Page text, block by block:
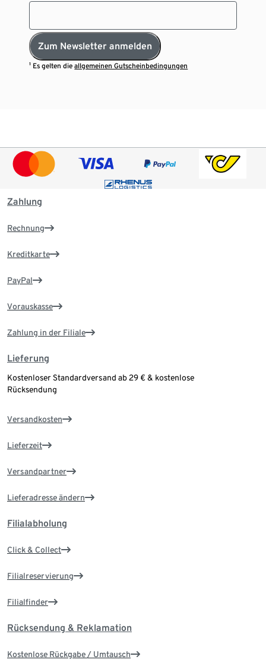
Zum Newsletter anmelden
¹ Es gelten dieallgemeinen Gutscheinbedingungen
Zahlung
Rechnung
Kreditkarte
PayPal
Vorauskasse
Zahlung in der Filiale
Lieferung
Kostenloser Standardversand ab 29 € & kostenlose
Rücksendung
Versandkosten
Lieferzeit
Versandpartner
Lieferadresse ändern
Filialabholung
Click & Collect
Filialreservierung
Filialfinder
Rücksendung & Reklamation
Kostenlose Rückgabe / Umtausch